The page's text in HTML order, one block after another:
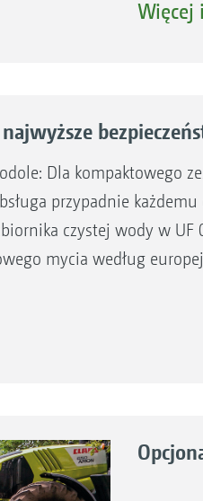
Więcej
Dla kompaktowego
przypadnie
czystej wody w
mycia według
wszelkie
Ich montaż na